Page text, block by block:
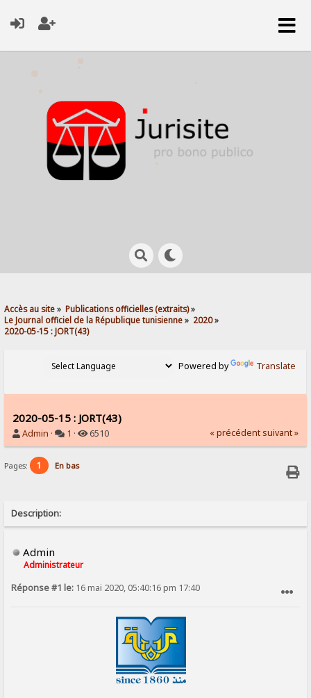
Accès au site» Publications officielles (extraits)»
Le Journal officiel de la République tunisienne» 2020»
2020-05-15 : JORT(43)
Powered by Translate
2020-05-15 : JORT(43)
Admin · 1 · 6510 « précédent suivant »
Pages: 1 En bas
Description:
Admin
Administrateur
Réponse #1 le: 16 mai 2020, 05:40:16 pm 17:40